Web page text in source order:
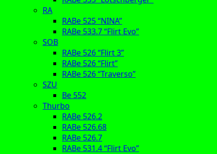
RA
RABe 525 “NINA”
RABe 533.7 “Flirt Evo”
SOB
RABe 526 “Flirt 3”
RABe 526 “Flirt”
RABe 526 “Traverso”
SZU
Be 552
Thurbo
RABe 526.2
RABe 526.68
RABe 526.7
RABe 531.4 “Flirt Evo”